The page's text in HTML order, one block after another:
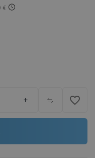
€
+ favorite_border